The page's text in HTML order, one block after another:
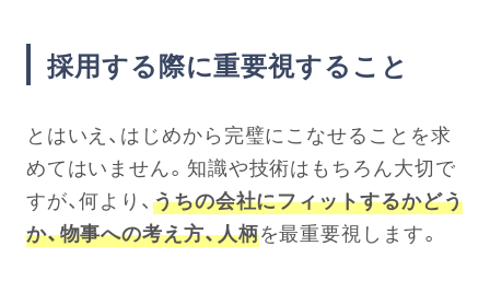
採用する際に重要視すること
とはいえ、はじめから完璧にこなせることを求
めてはいません。知識や技術はもちろん大切で
すが、何より、うちの会社にフィットするかどう
か、物事への考え方、人柄を最重要視します。